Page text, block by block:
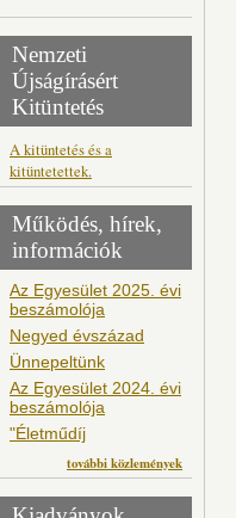
Nemzeti
Újságírásért
Kitüntetés
A kitüntetés és a
kitüntetettek.
Működés, hírek,
információk
Az Egyesület 2025. évi
beszámolója
Negyed évszázad
Ünnepeltünk
Az Egyesület 2024. évi
beszámolója
"Életműdíj
további közlemények